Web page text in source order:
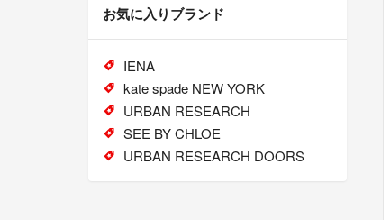
お気に入りブランド
IENA
kate spade NEW YORK
URBAN RESEARCH
SEE BY CHLOE
URBAN RESEARCH DOORS